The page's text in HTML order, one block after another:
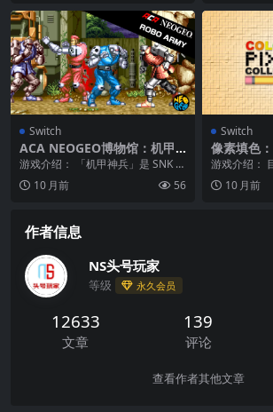
Switch
ACA NEOGEO博物馆：机甲
神兵|ACA Neo Geo: Robo A
游戏介绍： 「机甲神兵」是 SNK 于
1991 年推出的带状卷轴动作游戏。
为...10 月前 56
Switch
像素填色
ixels:
游戏介绍：
包含许多未
就是给它们上
10 月前
作者信息
NS头号玩家
等级 永久会员
12633
文章
139
评论
查看作者其他文章